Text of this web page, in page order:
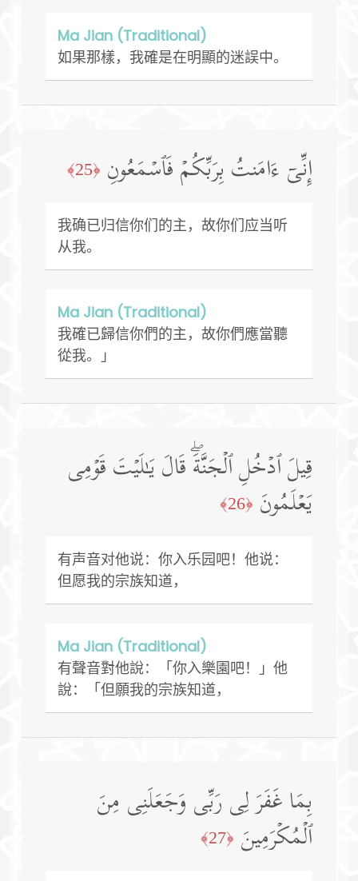
Ma Jian (Traditional)
如果那樣，我確是在明顯的迷誤中。
إِنِّیۤ ءَامَنتُ بِرَبِّكُمۡ فَٱسۡمَعُونِ ﴿25﴾
我确已归信你们的主，故你们应当听
从我。
Ma Jian (Traditional)
我確已歸信你們的主，故你們應當聽
從我。」
قِیلَ ٱدۡخُلِ ٱلۡجَنَّةَۖ قَالَ یَـٰلَیۡتَ قَوۡمِی
یَعۡلَمُونَ ﴿26﴾
有声音对他说：你入乐园吧！他说：
但愿我的宗族知道，
Ma Jian (Traditional)
有聲音對他說：「你入樂園吧！」他
說：「但願我的宗族知道，
بِمَا غَفَرَ لِی رَبِّی وَجَعَلَنِی مِنَ
ٱلۡمُكۡرَمِینَ ﴿27﴾